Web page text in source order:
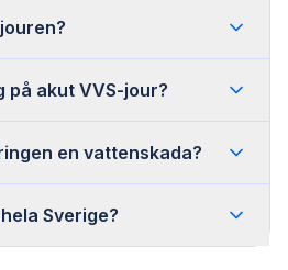
på akut VVS-jour?
en vattenskada?
Sverige?